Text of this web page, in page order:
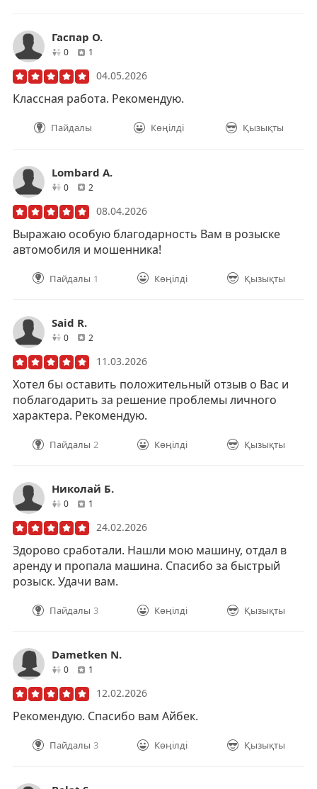
Гаспар О.
0друзей1
04.05.2026
Классная работа. Рекомендую.
Пайдалы Көңілді Қызықты
Lombard A.
0друзей
2
08.04.2026
Выражаю особую благодарность Вам в розыске
автомобиля и мошенника!
Пайдалы 1 Көңілді Қызықты
Said R.
0друзей
2
11.03.2026
Хотел бы оставить положительный отзыв о Вас и
поблагодарить за решение проблемы личного
характера. Рекомендую.
Пайдалы 2 Көңілді Қызықты
Николай Б.
0друзей1
24.02.2026
Здорово сработали. Нашли мою машину, отдал в
аренду и пропала машина. Спасибо за быстрый
розыск. Удачи вам.
Пайдалы 3 Көңілді Қызықты
Dametken N.
0друзей1
12.02.2026
Рекомендую. Спасибо вам Айбек.
Пайдалы 3 Көңілді Қызықты